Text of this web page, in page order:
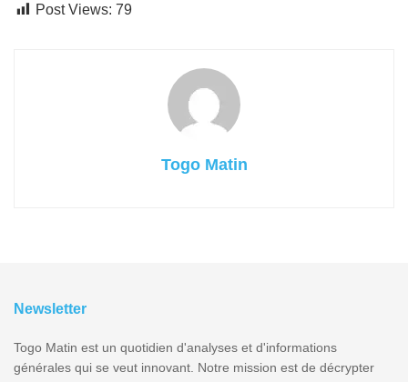
Post Views: 79
Togo Matin
Newsletter
Togo Matin est un quotidien d'analyses et d'informations
générales qui se veut innovant. Notre mission est de décrypter